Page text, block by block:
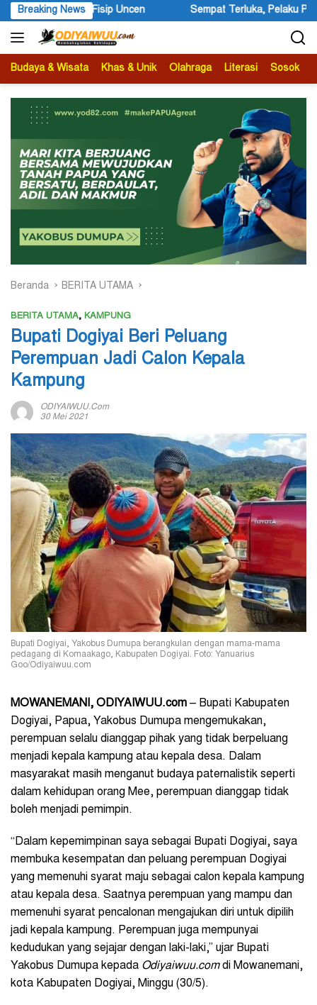
Langsung
ke
konten
Breaking NewsSempat Terluka, Pelaku Penembakan Warga
Budaya & Wisata Khas & Unik Olahraga Literasi Sosok
Beranda BERITA UTAMA
BERITA UTAMA, KAMPUNG
Bupati Dogiyai Beri Peluang
Perempuan Jadi Calon Kepala
Kampung
ODIYAIWUU.com
30 Mei 2021
Bupati Dogiyai, Yakobus Dumupa berangkulan dengan mama-mama
pedagang di Komaakago, Kabupaten Dogiyai. Foto: Yanuarius
Goo/Odiyaiwuu.com
MOWANEMANI, ODIYAIWUU.com – Bupati Kabupaten
Dogiyai, Papua, Yakobus Dumupa mengemukakan,
perempuan selalu dianggap pihak yang tidak berpeluang
menjadi kepala kampung atau kepala desa. Dalam
masyarakat masih menganut budaya paternalistik seperti
dalam kehidupan orang Mee, perempuan dianggap tidak
boleh menjadi pemimpin.
“Dalam kepemimpinan saya sebagai Bupati Dogiyai, saya
membuka kesempatan dan peluang perempuan Dogiyai
yang memenuhi syarat maju sebagai calon kepala kampung
atau kepala desa. Saatnya perempuan yang mampu dan
memenuhi syarat pencalonan mengajukan diri untuk dipilih
jadi kepala kampung. Perempuan juga mempunyai
kedudukan yang sejajar dengan laki-laki,” ujar Bupati
Yakobus Dumupa kepada Odiyaiwuu.comdi Mowanemani,
kota Kabupaten Dogiyai, Minggu (30/5).